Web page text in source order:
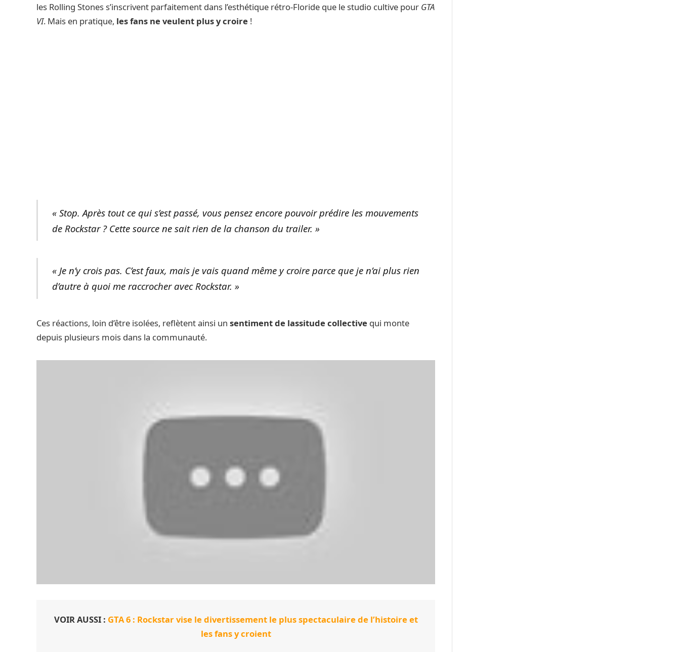
les Rolling Stones s’inscrivent parfaitement dans l’esthétique rétro-Floride que le studio cultive pour GTA
VI. Mais en pratique, les fans ne veulent plus y croire !
« Stop. Après tout ce qui s’est passé, vous pensez encore pouvoir prédire les mouvements
de Rockstar ? Cette source ne sait rien de la chanson du trailer. »
« Je n’y crois pas. C’est faux, mais je vais quand même y croire parce que je n’ai plus rien
d’autre à quoi me raccrocher avec Rockstar. »
Ces réactions, loin d’être isolées, reflètent ainsi un sentiment de lassitude collective qui monte
depuis plusieurs mois dans la communauté.
VOIR AUSSI : GTA 6 : Rockstar vise le divertissement le plus spectaculaire de l’histoire et
les fans y croient